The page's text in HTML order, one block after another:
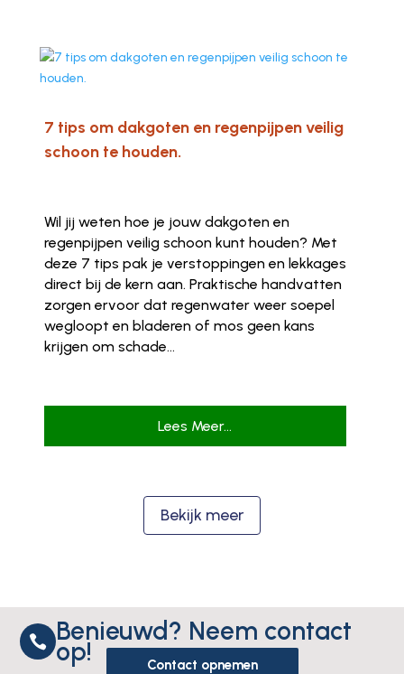
7 tips om dakgoten en regenpijpen veilig
schoon te houden.
Wil jij weten hoe je jouw dakgoten en
regenpijpen veilig schoon kunt houden? Met
deze 7 tips pak je verstoppingen en lekkages
direct bij de kern aan. Praktische handvatten
zorgen ervoor dat regenwater weer soepel
wegloopt en bladeren of mos geen kans
krijgen om schade...
Lees Meer...
Bekijk meer
 Benieuwd? Neem contact
op! Contact opnemen